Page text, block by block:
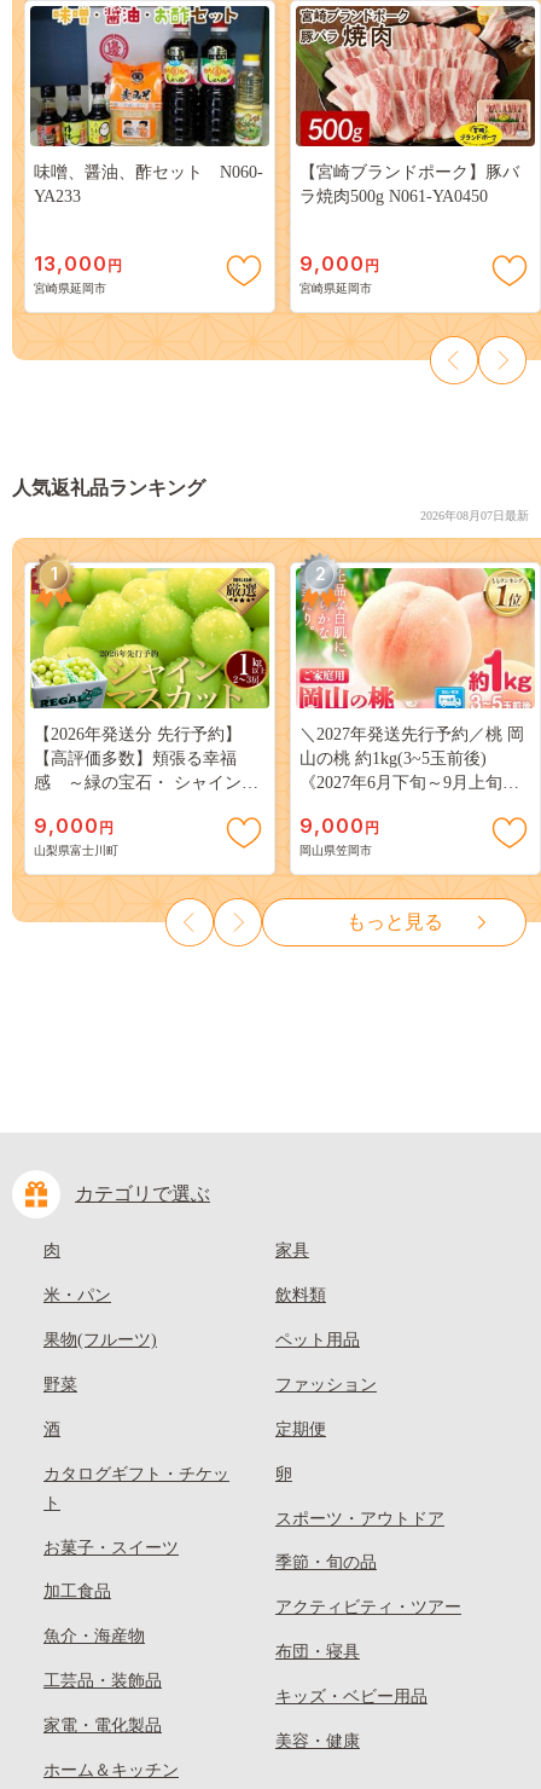
味噌、醤油、酢セット N060-
YA233
13,000 円
宮崎県延岡市
【宮崎ブランドポーク】豚バ
ラ焼肉500g N061-YA0450
9,000 円
宮崎県延岡市
人気返礼品ランキング
2026年08月07日最新
1
【2026年発送分 先行予約】
【高評価多数】頬張る幸福
感 ～緑の宝石・ シャインマ
３房） フルーツ 山梨県産 果
物 くだもの シャイン マスカ
ット ぶどう ブドウ 葡萄 大粒
種なし 先行予約 富士川町
10000円 一万円 9000円 九千円
9,000 円
山梨県富士川町
2
＼2027年発送先行予約／桃 岡
山の桃 約1kg(3~5玉前後)
《2027年6月下旬～9月上旬頃
岡山 はくとう スイーツ フル
ーツ 果物 デザート 旬 モモ も
も 先行予約 送料無料 果物 岡
山県 笠岡市 清水白桃 白鳳 白
麗 クール便---
kasaoka_zsy_419_100---
9,000 円
岡山県笠岡市
もっと見る
カテゴリで選ぶ
肉
米・パン
果物(フルーツ)
野菜
酒
カタログギフト・チケッ
ト
お菓子・スイーツ
加工食品
魚介・海産物
工芸品・装飾品
家電・電化製品
ホーム＆キッチン
家具
飲料類
ペット用品
ファッション
定期便
卵
スポーツ・アウトドア
季節・旬の品
アクティビティ・ツアー
布団・寝具
キッズ・ベビー用品
美容・健康